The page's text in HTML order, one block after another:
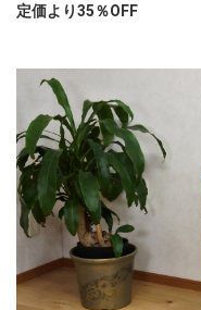
定価より35％OFF